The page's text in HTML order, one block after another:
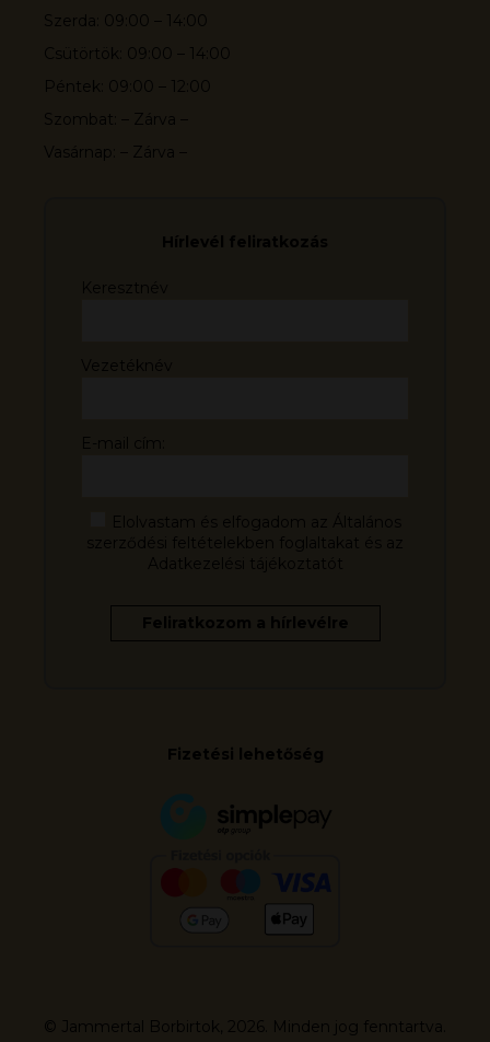
Szerda: 09:00 – 14:00
Csütörtök: 09:00 – 14:00
Péntek: 09:00 – 12:00
Szombat: – Zárva –
Vasárnap: – Zárva –
Fizetési lehetőség
© Jammertal Borbirtok, 2026. Minden jog fenntartva.